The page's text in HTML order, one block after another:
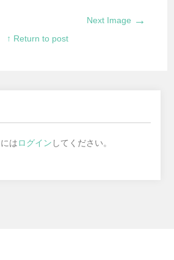
Next Image →
↑ Return to post
はログイン してください。